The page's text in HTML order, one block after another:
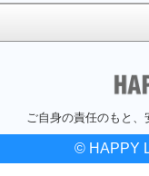
ご自身の責任のもと、
© HAPPY